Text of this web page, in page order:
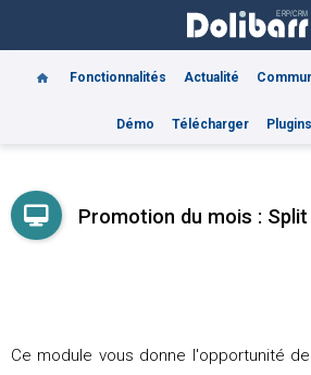
Fonctionnalités Actualité
Démo Télécharger Plugins
Promotion du mois :
Ce module vous donne l'opportunité